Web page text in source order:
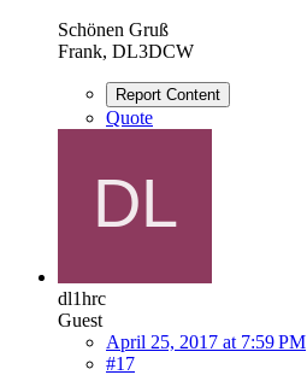
Schönen Gruß
Frank, DL3DCW
Report Content
Quote
dl1hrc
Guest
April 25, 2017 at 7:59 PM
#17